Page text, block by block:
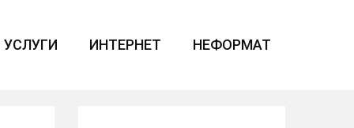
УСЛУГИ ИНТЕРНЕТ НЕФОРМАТ